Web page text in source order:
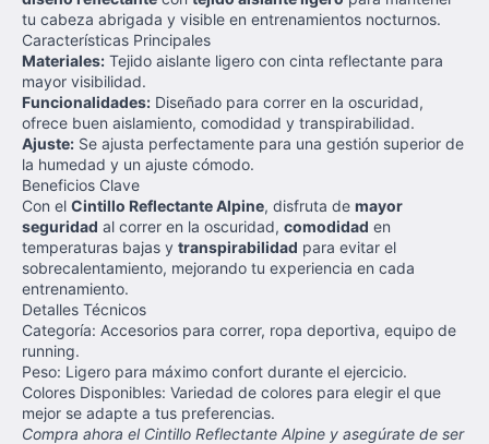
tu cabeza abrigada y visible en entrenamientos nocturnos.
Características Principales
Materiales: Tejido aislante ligero con cinta reflectante para
mayor visibilidad.
Funcionalidades: Diseñado para correr en la oscuridad,
ofrece buen aislamiento, comodidad y transpirabilidad.
Ajuste: Se ajusta perfectamente para una gestión superior de
la humedad y un ajuste cómodo.
Beneficios Clave
Con el Cintillo Reflectante Alpine, disfruta de mayor
seguridad al correr en la oscuridad, comodidad en
temperaturas bajas y transpirabilidad para evitar el
sobrecalentamiento, mejorando tu experiencia en cada
entrenamiento.
Detalles Técnicos
Categoría: Accesorios para correr, ropa deportiva, equipo de
running.
Peso: Ligero para máximo confort durante el ejercicio.
Colores Disponibles: Variedad de colores para elegir el que
mejor se adapte a tus preferencias.
Compra ahora el Cintillo Reflectante Alpine y asegúrate de ser